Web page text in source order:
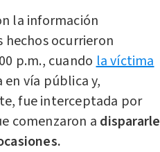
la información
hechos ocurrieron
p.m., cuando la víctima
vía pública y,
fue interceptada por
comenzaron a dispararle